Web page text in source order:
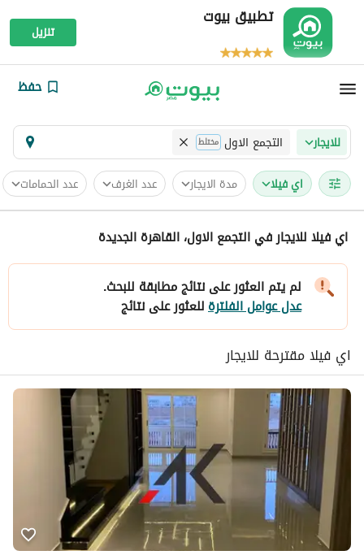
تطبيق بيوت
تنزيل
حفظ
للايجار التجمع الاول مختلط
اي فيلا مدة الايجار عدد الغرف عدد الحمامات
اي فيلا للايجار في التجمع الاول، القاهرة الجديدة
لم يتم العثور على نتائج مطابقة للبحث.
عدل عوامل الفلترةللعثور على نتائج
اي فيلا مقترحة للايجار